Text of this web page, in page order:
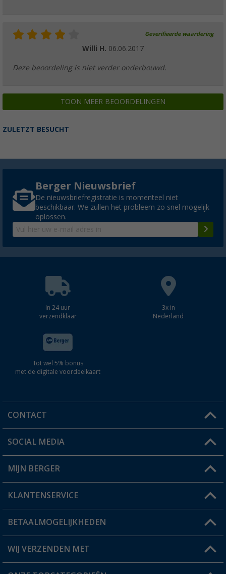
Geverifieerde waardering
Willi H. 06.06.2017
Deze beoordeling is niet verder onderbouwd.
TOON MEER BEOORDELINGEN
ZULETZT BESUCHT
Berger Nieuwsbrief
De nieuwsbriefregistratie is momenteel niet
beschikbaar. We zullen het probleem zo snel mogelijk
oplossen.
In 24 uur
verzendklaar
3x in
Nederland
Tot wel 5% bonus
met de digitale voordeelkaart
CONTACT
Een vraag?
Winkel vinden
SOCIAL MEDIA
MIJN BERGER
Mijn account
Status bestelling
Verlanglijstje
KLANTENSERVICE
FAQ & Contact
Verzendinformatie
BETAALMOGELIJKHEDEN
WIJ VERZENDEN MET